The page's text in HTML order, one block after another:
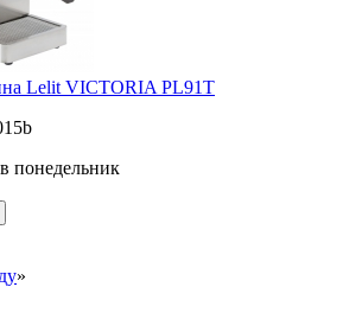
Lelit VICTORIA PL91T
в понедельник
»